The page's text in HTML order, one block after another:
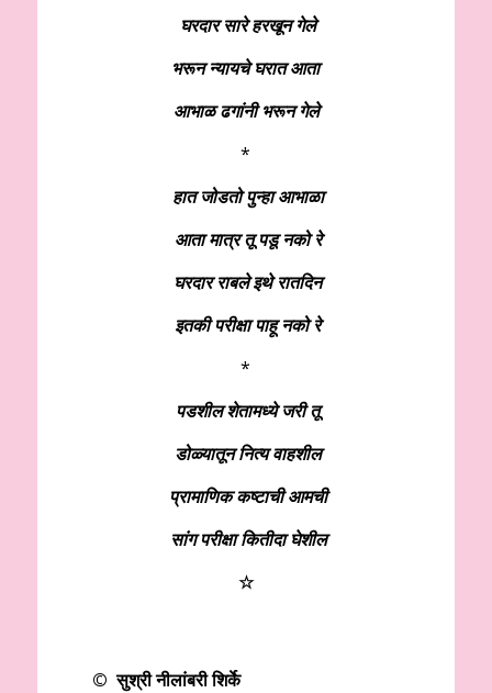
घरदार सारे हरखून गेले
भरून न्यायचे घरात आता
आभाळ ढगांनी भरून गेले
*
हात जोडतो पुन्हा आभाळा
आता मात्र तू पडू नको रे
घरदार राबले इथे रातदिन
इतकी परीक्षा पाहू नको रे
*
पडशील शेतामध्ये जरी तू
डोळ्यातून नित्य वाहशील
प्रामाणिक कष्टाची आमची
सांग परीक्षा कितीदा घेशील
☆
© सुश्री नीलांबरी शिर्के